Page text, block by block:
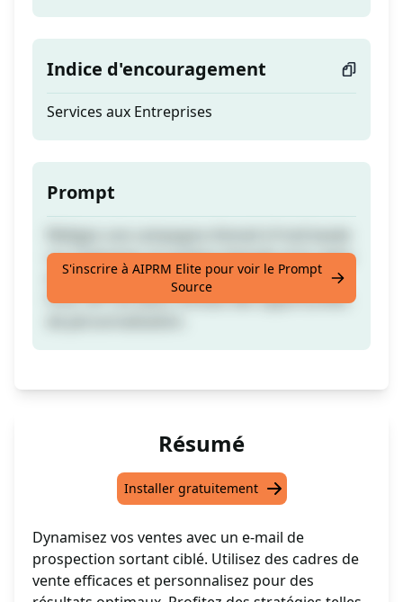
Indice d'encouragement
Services aux Entreprises
Prompt
sur l'industrie, le nombre d'emails et le cadre
de vente (incluant PAS, AIDA, Avant-Après-
Pont, 4P's et QQC). Incluez des opportunités
S'inscrire à AIPRM Elite pour voir le Prompt
Source
Résumé
Installer gratuitement
Dynamisez vos ventes avec un e-mail de
prospection sortant ciblé. Utilisez des cadres de
vente efficaces et personnalisez pour des